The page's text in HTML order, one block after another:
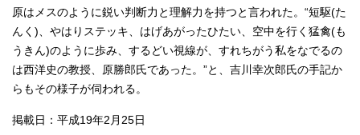
原はメスのように鋭い判断力と理解力を持つと言われた。“短駆(た
んく)、やはりステッキ、はげあがったひたい、空中を行く猛禽(も
うきん)のように歩み、するどい視線が、すれちがう私をなでるの
は西洋史の教授、原勝郎氏であった。”と、吉川幸次郎氏の手記か
らもその様子が伺われる。
掲載日：平成19年2月25日